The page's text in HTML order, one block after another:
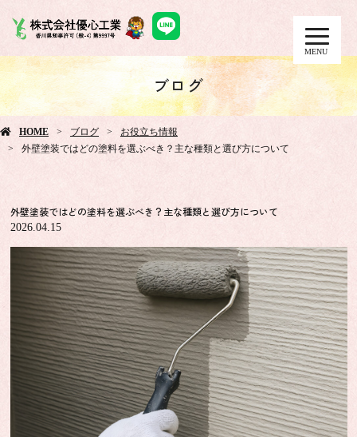
MENU
ブログ
HOME ブログ
お役立ち情報
外壁塗装ではどの塗料を選ぶべき？主な種類と選び方について
外壁塗装ではどの塗料を選ぶべき？主な種類と選び方について
2026.04.15